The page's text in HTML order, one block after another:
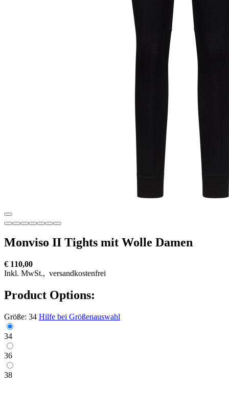
Monviso II Tights mit Wolle Damen
€ 110,00
Inkl. MwSt., versandkostenfrei
Product Options:
Größe: 34 Hilfe bei Größenauswahl
34
36
38